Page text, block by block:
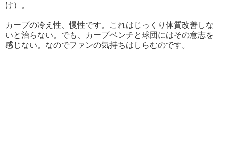
け）。
カープの冷え性、慢性です。これはじっくり体質改善しな
いと治らない。でも、カープベンチと球団にはその意志を
感じない。なのでファンの気持ちはしらむのです。